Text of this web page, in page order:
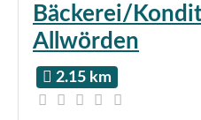
Bäckerei/
Allwörden
2.15 km